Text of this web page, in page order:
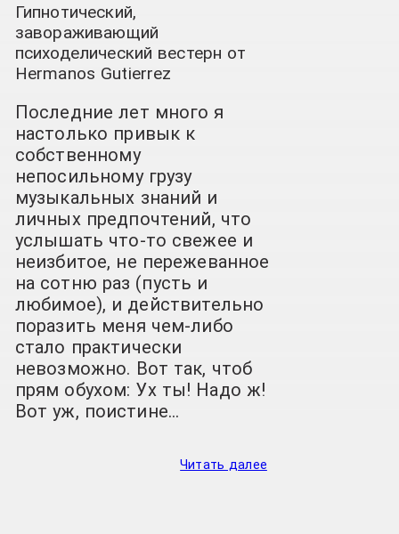
Гипнотический,
завораживающий
психоделический вестерн от
Hermanos Gutierrez
Последние лет много я
настолько привык к
собственному
непосильному грузу
музыкальных знаний и
личных предпочтений, что
услышать что-то свежее и
неизбитое, не пережеванное
на сотню раз (пусть и
любимое), и действительно
поразить меня чем-либо
стало практически
невозможно. Вот так, чтоб
прям обухом: Ух ты! Надо ж!
Вот уж, поистине…
Читать далее